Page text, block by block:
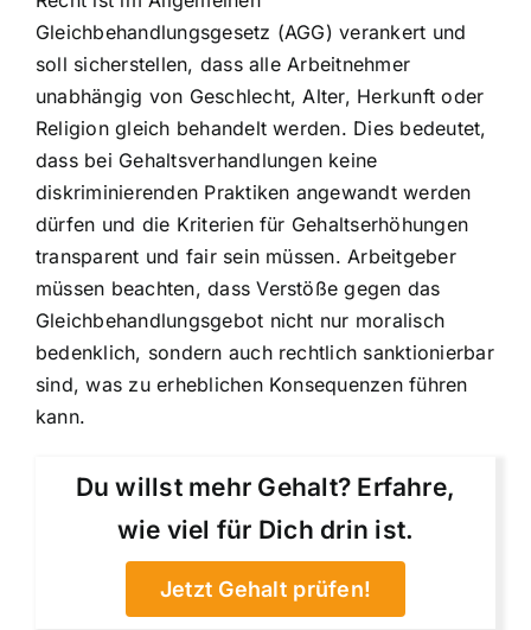
Gleichbehandlungsgesetz (AGG) verankert und
soll sicherstellen, dass alle Arbeitnehmer
unabhängig von Geschlecht, Alter, Herkunft oder
Religion gleich behandelt werden. Dies bedeutet,
dass bei Gehaltsverhandlungen keine
diskriminierenden Praktiken angewandt werden
dürfen und die Kriterien für Gehaltserhöhungen
transparent und fair sein müssen. Arbeitgeber
müssen beachten, dass Verstöße gegen das
Gleichbehandlungsgebot nicht nur moralisch
bedenklich, sondern auch rechtlich sanktionierbar
sind, was zu erheblichen Konsequenzen führen
kann.
Du willst mehr Gehalt? Erfahre,
wie viel für Dich drin ist.
Jetzt Gehalt prüfen!